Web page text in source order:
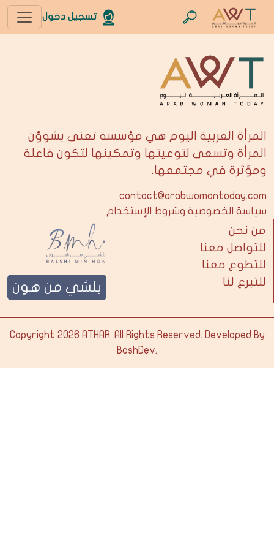
تسجيل دخول
المرأة العربية اليوم هي مؤسسة تعنى بشوؤن
المرأة وتسعى لتوعيتها وتمكينها لتكون فاعلة
ومؤثرة في مجتمعها.
contact@arabwomantoday.com
سياسة الخصوصية وشروط الإستخدام
من نحن
للتواصل معنا
للتطوع معنا
للتبرع لنا
بلشي من هون
Copyright 2026 ATHAR. All Rights Reserved. Developed By
BoshDev.